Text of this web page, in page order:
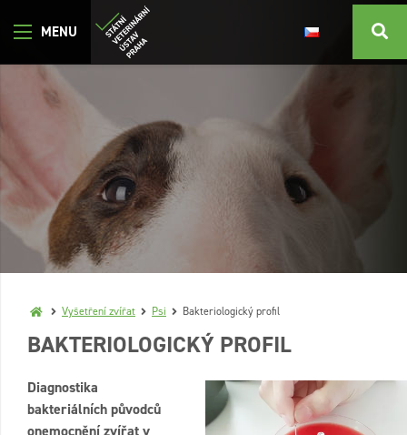
Vyšetření zvířat Psi Bakteriologický profil
BAKTERIOLOGICKÝ PROFIL
Diagnostika
bakteriálních původců
onemocnění zvířat v